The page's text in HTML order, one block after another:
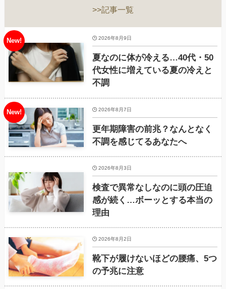
>>記事一覧
夏なのに体が冷える…40代・50
代女性に増えている夏の冷えと
不調
2026年8月9日
更年期障害の前兆？なんとなく
不調を感じてるあなたへ
2026年8月7日
検査で異常なしなのに頭の圧迫
感が続く…ボーッとする本当の
理由
2026年8月3日
靴下が履けないほどの腰痛、5つ
の予兆に注意
2026年8月2日